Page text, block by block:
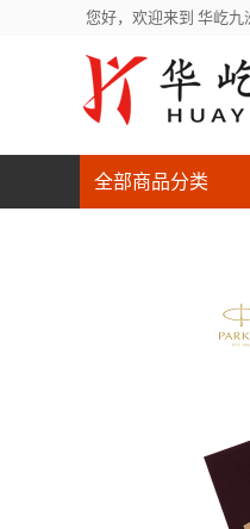
您好，欢迎来到 华屹九
全部商品分类